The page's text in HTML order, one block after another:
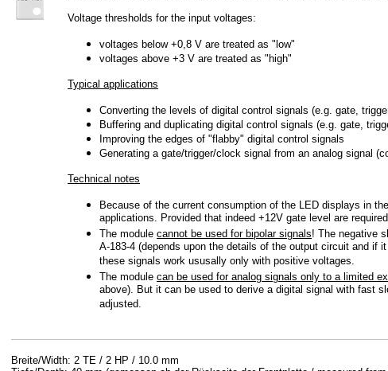
Voltage thresholds for the input voltages:
voltages below +0,8 V are treated as "low"
voltages above +3 V are treated as "high"
Typical applications
Converting the levels of digital control signals (e.g. gate,
Buffering and duplicating digital control signals (e.g. gate,
Improving the edges of "flabby" digital control signals
Generating a gate/trigger/clock signal from an analog signal
Technical notes
Because of the current consumption of the LED displays in
applications. Provided that indeed +12V gate level are
The module cannot be used for bipolar signals! The negative
A-183-4 (depends upon the details of the output circuit and if
these signals work ususally only with positive voltages.
The module can be used for analog signals only to a limited
above). But it can be used to derive a digital signal with fast
adjusted.
Breite/Width: 2 TE / 2 HP / 10.0 mm